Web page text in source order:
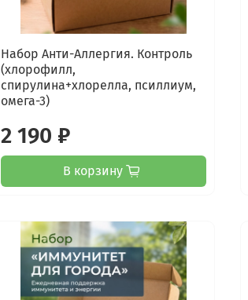
Набор Анти-Аллергия. Контроль
(хлорофилл,
спирулина+хлорелла, псиллиум,
омега-3)
2 190 ₽
В корзину